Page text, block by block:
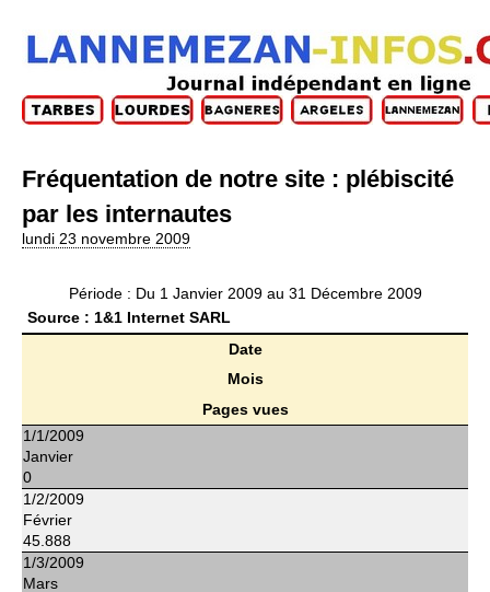
Fréquentation de notre site : plébiscité
par les internautes
lundi 23 novembre 2009
Période : Du 1 Janvier 2009 au 31 Décembre 2009
Source : 1&1 Internet SARL
Résumé du Tableau
Date
Mois
Pages vues
1/1/2009
Janvier
0
1/2/2009
Février
45.888
1/3/2009
Mars